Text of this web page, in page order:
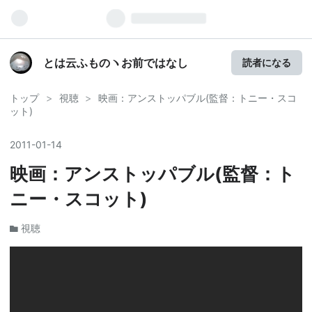
とは云ふものヽお前ではなし 読者になる
トップ > 視聴 >
映画：アンストッパブル(監督：トニー・スコ
ット)
2011-01-14
映画：アンストッパブル(監督：ト
ニー・スコット)
視聴